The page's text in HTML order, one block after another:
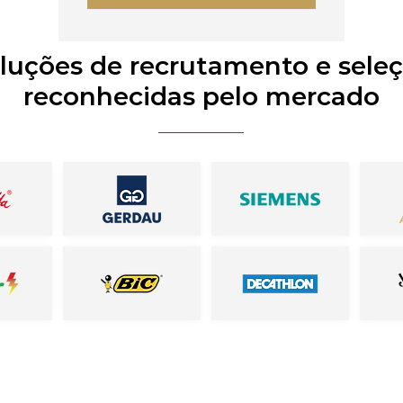
de recrutamento e
reconhecidas pelo mercado